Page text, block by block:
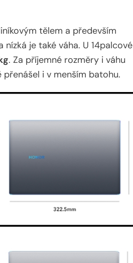
tělem a především
je také váha. U 14palcové
. Za příjemné rozměry i váhu
i v menším batohu.